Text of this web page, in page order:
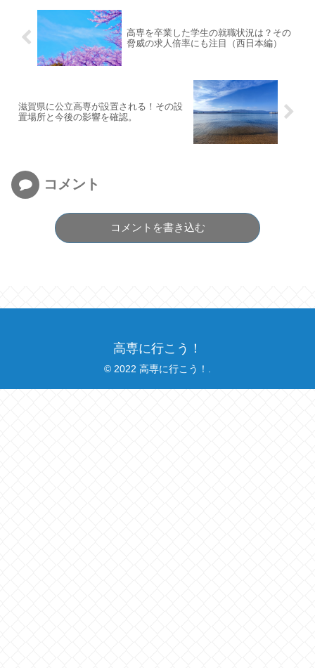
高専を卒業した学生の就職状況は？その
脅威の求人倍率にも注目（西日本編）
滋賀県に公立高専が設置される！その設
置場所と今後の影響を確認。
コメント
コメントを書き込む
高専に行こう！
© 2022 高専に行こう！.